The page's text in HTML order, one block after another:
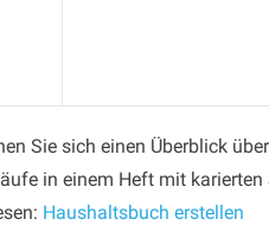
Sie sich einen Über­blick
in einem Heft mit karierten
Haushaltsbuch erstellen